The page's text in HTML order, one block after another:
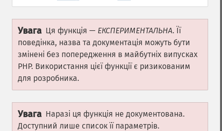
Увага Ця функція — ЕКСПЕРИМЕНТАЛЬНА. Її
поведінка, назва та документація можуть бути
змінені без попередження в майбутніх випусках
PHP. Використання цієї функції є ризикованим
для розробника.
Увага Наразі ця функція не документована.
Доступний лише список її параметрів.